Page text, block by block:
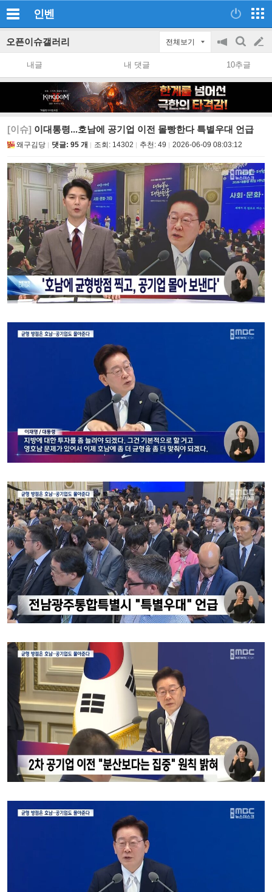
인벤
오픈이슈갤러리 전체보기
공
지
on/off
검
색
글
쓰
내글 내 댓글 10추글
[이슈] 이대통령...호남에 공기업 이전 몰빵한다 특별우대 언급
왜구김당 댓글: 95 개 조회: 14302 추천: 49 2026-06-09 08:03:12